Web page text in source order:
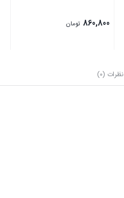
860,800 تومان
نظرات (0)